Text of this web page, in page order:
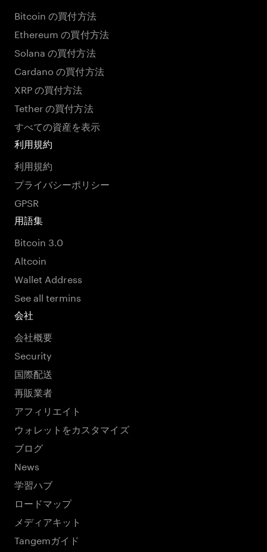
Bitcoin の買付方法
Ethereum の買付方法
Solana の買付方法
Cardano の買付方法
XRP の買付方法
Tether の買付方法
すべての資産を表示
利用規約
利用規約
プライバシーポリシー
GPSR
用語集
Bitcoin 3.0
Altcoin
Wallet Address
See all termins
会社
会社概要
Security
国際配送
再販業者
アフィリエイト
ウォレットをカスタマイズ
ブログ
News
学習ハブ
ロードマップ
メディアキット
Tangemガイド